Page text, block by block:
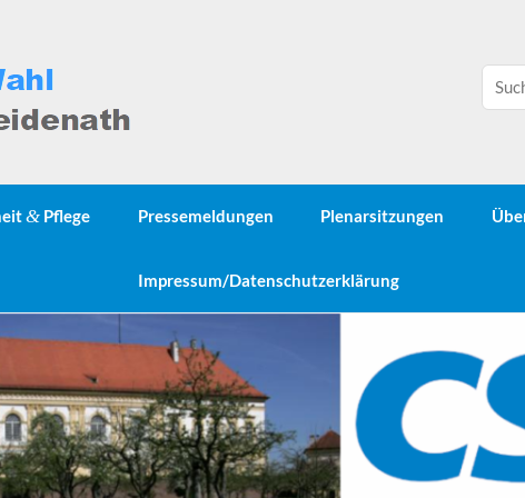
& Pflege Pressemeldungen Plenarsitzungen
Impressum/Datenschutzerklärung